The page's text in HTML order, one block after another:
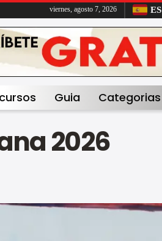
viernes, agosto 7, 2026 ES
Guia Categorias
2026